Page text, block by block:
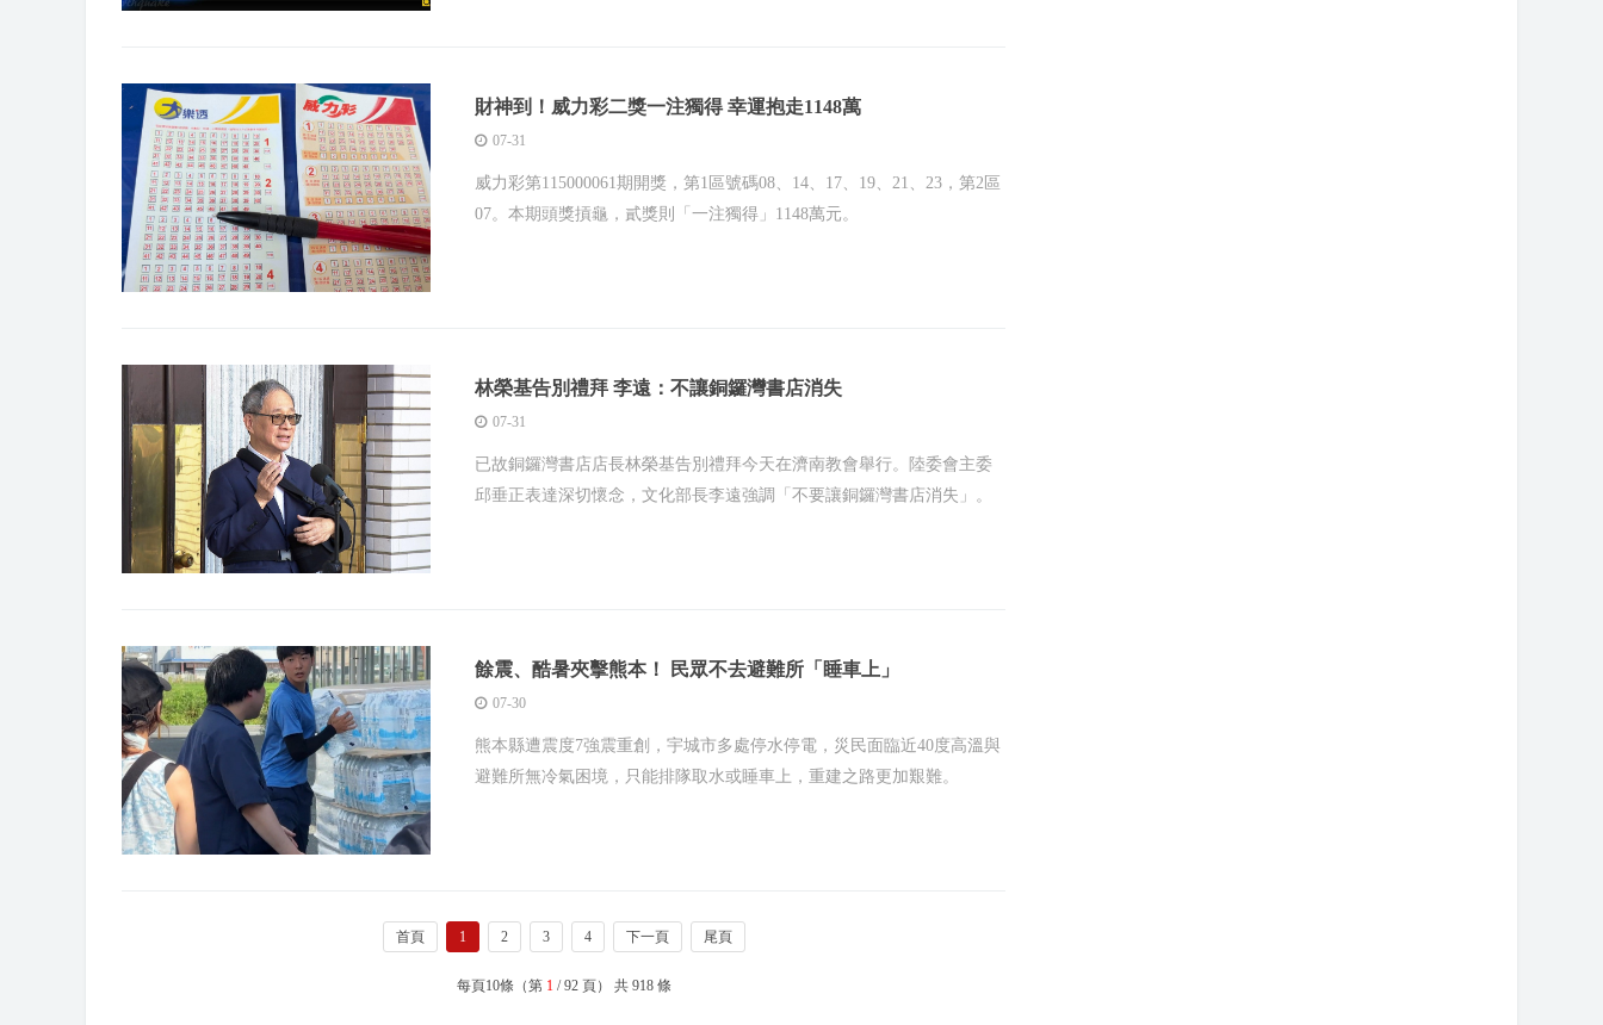
財神到！威力彩二獎一注獨得 幸運抱走1148萬
07-31
威力彩第115000061期開獎，第1區號碼08、14、17、19、21、23，第2區
07。本期頭獎摃龜，貳獎則「一注獨得」1148萬元。
林榮基告別禮拜 李遠：不讓銅鑼灣書店消失
07-31
已故銅鑼灣書店店長林榮基告別禮拜今天在濟南教會舉行。陸委會主委
邱垂正表達深切懷念，文化部長李遠強調「不要讓銅鑼灣書店消失」。
餘震、酷暑夾擊熊本！ 民眾不去避難所「睡車上」
07-30
熊本縣遭震度7強震重創，宇城市多處停水停電，災民面臨近40度高溫與
避難所無冷氣困境，只能排隊取水或睡車上，重建之路更加艱難。
首頁 1 2 3 4 下一頁 尾頁
每頁10條（第 1/ 92 頁） 共 918 條